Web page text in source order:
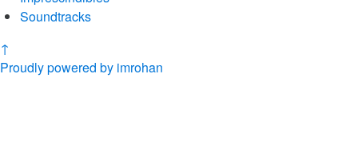
Soundtracks
↑
Proudly powered by imrohan